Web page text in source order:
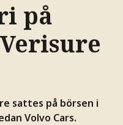
på
sattes på börsen i
Volvo Cars.